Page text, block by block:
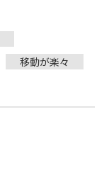
移動が楽々